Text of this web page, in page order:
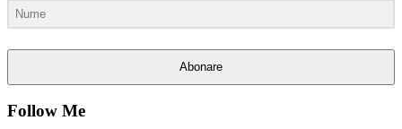
Abonare
Follow Me